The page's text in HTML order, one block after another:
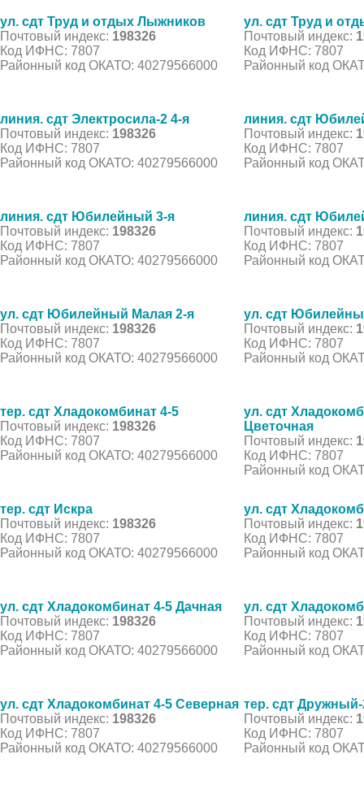
ул. сдт Труд и отдых Лыжников
Почтовый индекс: 198326
Код ИФНС: 7807
Районный код ОКАТО: 40279566000
ул. сдт Труд и
Почтовый индекс:
Код ИФНС: 7807
Районный код
линия. сдт Электросила-2 4-я
Почтовый индекс: 198326
Код ИФНС: 7807
Районный код ОКАТО: 40279566000
линия. сдт
Почтовый индекс:
Код ИФНС: 7807
Районный код
линия. сдт Юбилейный 3-я
Почтовый индекс: 198326
Код ИФНС: 7807
Районный код ОКАТО: 40279566000
линия. сдт
Почтовый индекс:
Код ИФНС: 7807
Районный код
ул. сдт Юбилейный Малая 2-я
Почтовый индекс: 198326
Код ИФНС: 7807
Районный код ОКАТО: 40279566000
ул. сдт
Почтовый индекс:
Код ИФНС: 7807
Районный код
тер. сдт Хладокомбинат 4-5
Почтовый индекс: 198326
Код ИФНС: 7807
Районный код ОКАТО: 40279566000
ул. сдт
Цветочная
Почтовый индекс:
Код ИФНС: 7807
Районный код
тер. сдт Искра
Почтовый индекс: 198326
Код ИФНС: 7807
Районный код ОКАТО: 40279566000
ул. сдт
Почтовый индекс:
Код ИФНС: 7807
Районный код
ул. сдт Хладокомбинат 4-5 Дачная
Почтовый индекс: 198326
Код ИФНС: 7807
Районный код ОКАТО: 40279566000
ул. сдт
Почтовый индекс:
Код ИФНС: 7807
Районный код
ул. сдт Хладокомбинат 4-5 Северная
Почтовый индекс: 198326
Код ИФНС: 7807
Районный код ОКАТО: 40279566000
тер. сдт
Почтовый индекс:
Код ИФНС: 7807
Районный код